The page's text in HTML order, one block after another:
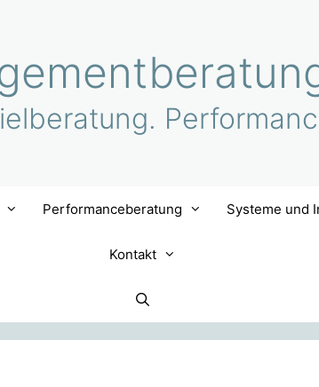
Performanceberatung Systeme und
Kontakt